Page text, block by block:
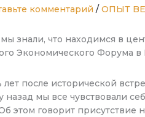
комментарий /ОПЫТ
знали, что находимся в
Экономического Форума
после исторической
назад мы все чувствовали
этом говорит